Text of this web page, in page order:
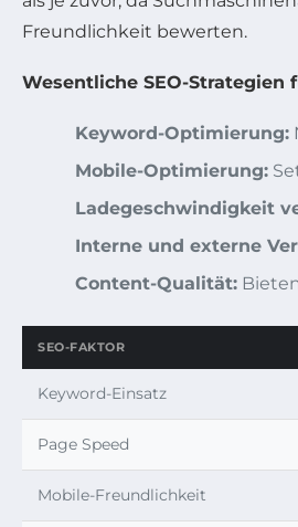
Freundlichkeit bewerten.
Wesentliche SEO-
Keyword-Optimierung:
Mobile-Optimierung:
Ladegeschwindigkeit
Interne und externe
Content-Qualität:
SEO-FAKTOR
Keyword-Einsatz
Page Speed
Mobile-Freundlichkeit